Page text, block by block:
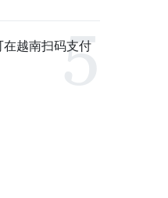
在越南扫码支付